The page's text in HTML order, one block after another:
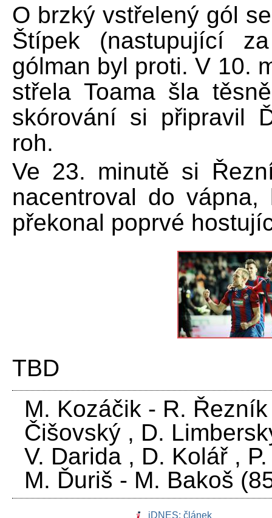
O brzký vstřelený gól
Štípek (nastupující
gólman byl proti. V 10.
střela Toama šla
skórování si připravil
roh.
Ve 23. minutě si
nacentroval do
překonal poprvé
TBD
M. Kozáčik - R.
Čišovský , D.
V. Darida , D. Kolář ,
M. Ďuriš - M. Bakoš
iDNES: článek